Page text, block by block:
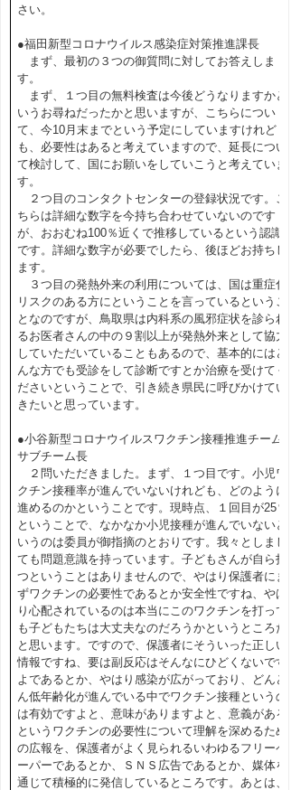
さい。
●福田新型コロナウイルス感染症対策推進課長
まず、最初の３つの御質問に対してお答えしま
す。
まず、１つ目の無料検査は今後どうなりますかと
いうお尋ねだったかと思いますが、こちらについ
て、今10月末までという予定にしていますけれど
も、必要性はあると考えていますので、延長につい
て検討して、国にお願いをしていこうと考えていま
す。
２つ目のコンタクトセンターの登録状況です。こ
ちらは詳細な数字を今持ち合わせていないのです
が、おおむね100％近くで推移しているという認識
です。詳細な数字が必要でしたら、後ほどお持ちし
ます。
３つ目の発熱外来の利用については、国は重症化
リスクのある方にということを言っているというこ
となのですが、鳥取県は内科系の風邪症状を診られ
るお医者さんの中の９割以上が発熱外来として協力
していただいていることもあるので、基本的にはど
んな方でも受診をして診断ですとか治療を受けてく
ださいということで、引き続き県民に呼びかけてい
きたいと思っています。
●小谷新型コロナウイルスワクチン接種推進チーム
サブチーム長
２問いただきました。まず、１つ目です。小児ワ
クチン接種率が進んでいないけれども、どのように
進めるのかということです。現時点、１回目が25％
ということで、なかなか小児接種が進んでいないと
いうのは委員が御指摘のとおりです。我々としまし
ても問題意識を持っています。子どもさんが自ら打
つということはありませんので、やはり保護者にま
ずワクチンの必要性であるとか安全性ですね、やは
り心配されているのは本当にこのワクチンを打って
も子どもたちは大丈夫なのだろうかというところだ
と思います。ですので、保護者にそういった正しい
情報ですね、要は副反応はそんなにひどくないです
よであるとか、やはり感染が広がっており、どんど
ん低年齢化が進んでいる中でワクチン接種というの
は有効ですよと、意味がありますよと、意義がある
というワクチンの必要性について理解を深めるため
の広報を、保護者がよく見られるいわゆるフリーペ
ーパーであるとか、ＳＮＳ広告であるとか、媒体を
通じて積極的に発信しているところです。あとは、